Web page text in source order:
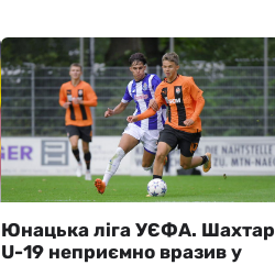
Юнацька ліга УЄФА. Шахтар
U-19 неприємно вразив у